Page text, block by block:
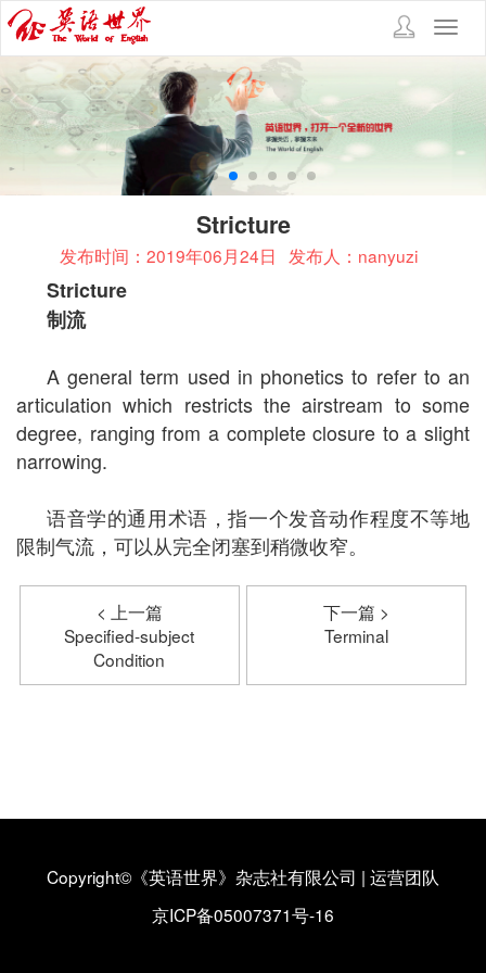
Stricture
发布时间：2019年06月24日 发布人：nanyuzi
Stricture
制流
A general term used in phonetics to refer to an
articulation which restricts the airstream to some
degree, ranging from a complete closure to a slight
narrowing.
语音学的通用术语，指一个发音动作程度不等地
限制气流，可以从完全闭塞到稍微收窄。
< 上一篇
Specified-subject
Condition
下一篇 >
Terminal
Copyright©《英语世界》杂志社有限公司 | 运营团队
京ICP备05007371号-16